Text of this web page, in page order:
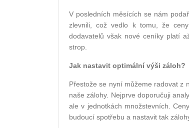
V posledních měsících se nám
zlevnili, což vedlo k tomu, že
dodavatelů však nové ceníky platí
strop.
Jak nastavit optimální výši záloh?
Přestože se nyní můžeme radovat z
naše zálohy. Nejprve doporučuji
ale v jednotkách množstevních.
budoucí spotřebu a nastavit tak